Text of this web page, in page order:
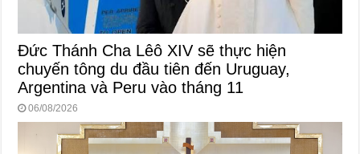
Đức Thánh Cha Lêô XIV sẽ thực hiện
chuyến tông du đầu tiên đến Uruguay,
Argentina và Peru vào tháng 11
06/08/2026